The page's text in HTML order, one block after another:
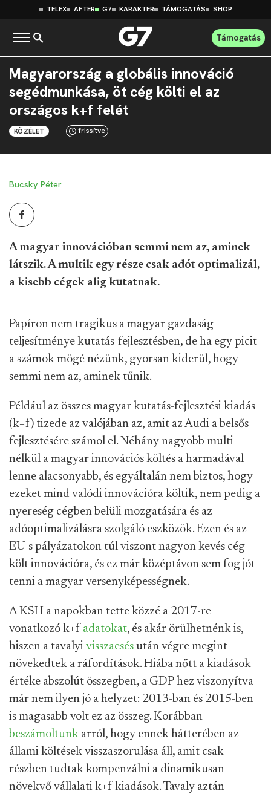
TELEX AFTER G7 KARAKTER TÁMOGATÁS SHOP
Támogatás
Magyarország a globális innováció
segédmunkása, öt cég költi el az
országos k+f felét
KÖZÉLET frissítve
Bucsky Péter
A magyar innovációban semmi nem az, aminek
látszik. A multik egy része csak adót optimalizál,
a kisebb cégek alig kutatnak.
Papíron nem tragikus a magyar gazdaság
teljesítménye kutatás-fejlesztésben, de ha egy picit
a számok mögé nézünk, gyorsan kiderül, hogy
semmi nem az, aminek tűnik.
Például az összes magyar kutatás-fejlesztési kiadás
(k+f) tizede az valójában az, amit az Audi a belsős
fejlesztésére számol el. Néhány nagyobb multi
nélkül a magyar innovációs költés a harmadával
lenne alacsonyabb, és egyáltalán nem biztos, hogy
ezeket mind valódi innovációra költik, nem pedig a
nyereség cégben belüli mozgatására és az
adóoptimalizálásra szolgáló eszközök. Ezen és az
EU-s pályázatokon túl viszont nagyon kevés cég
költ innovációra, és ez már középtávon sem fog jót
tenni a magyar versenyképességnek.
A KSH a napokban tette közzé a 2017-re
vonatkozó k+f adatokat, és akár örülhetnénk is,
hiszen a tavalyi visszaesés után végre megint
növekedtek a ráfordítások. Hiába nőtt a kiadások
értéke abszolút összegben, a GDP-hez viszonyítva
már nem ilyen jó a helyzet: 2013-ban és 2015-ben
is magasabb volt ez az összeg. Korábban
beszámoltunk arról, hogy ennek hátterében az
állami költések visszaszorulása áll, amit csak
részben tudtak kompenzálni a dinamikusan
növekvő vállalati k+f kiadások. Tavaly aztán